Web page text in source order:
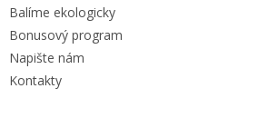
Balíme ekologicky
Bonusový program
Napište nám
Kontakty